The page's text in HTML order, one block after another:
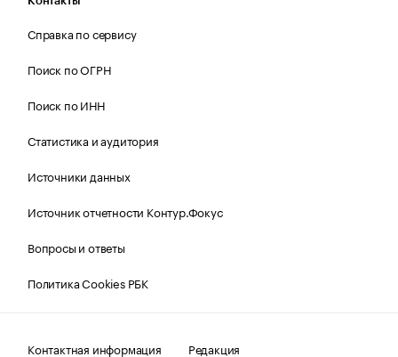
Справка по сервису
Поиск по ОГРН
Поиск по ИНН
Статистика и аудитория
Источники данных
Источник отчетности Контур.Фокус
Вопросы и ответы
Политика Cookies РБК
Контактная информация Редакция